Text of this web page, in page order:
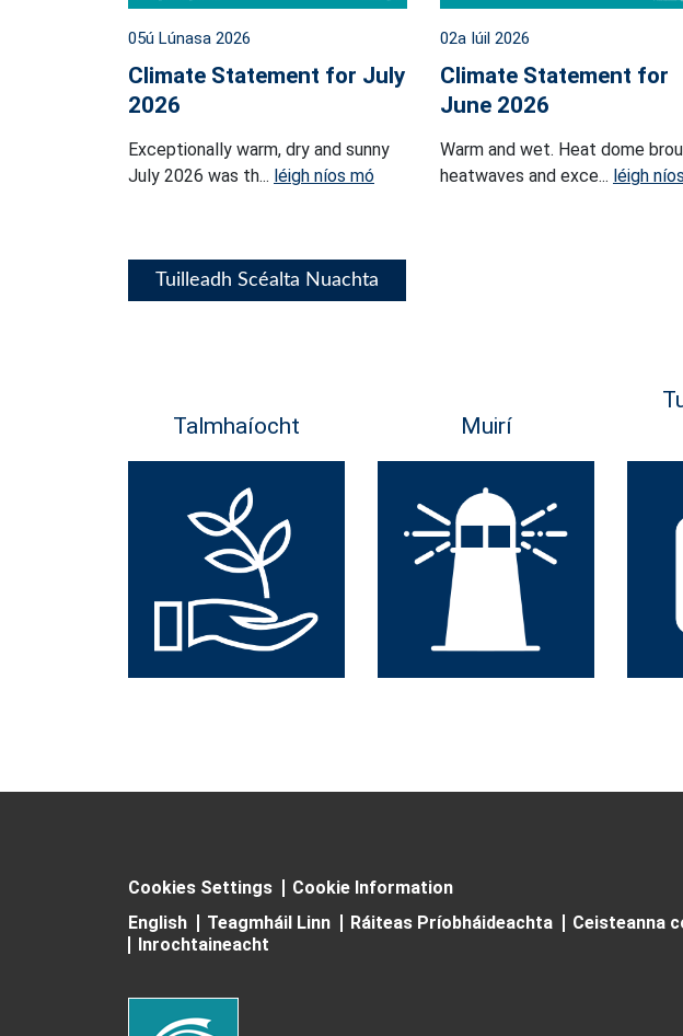
05ú Lúnasa 2026
Climate Statement for July
2026
Exceptionally warm, dry and sunny
July 2026 was th... léigh níos mó
02a Iúil 2026
Climate Statement for
June 2026
Warm and wet. Heat dome
heatwaves and exce... léigh
Tuilleadh Scéalta Nuachta
Talmhaíocht Muirí
Cookies Settings
Cookie Information
English
Teagmháil Linn Ráiteas Príobháideachta Ceisteanna
Inrochtaineacht